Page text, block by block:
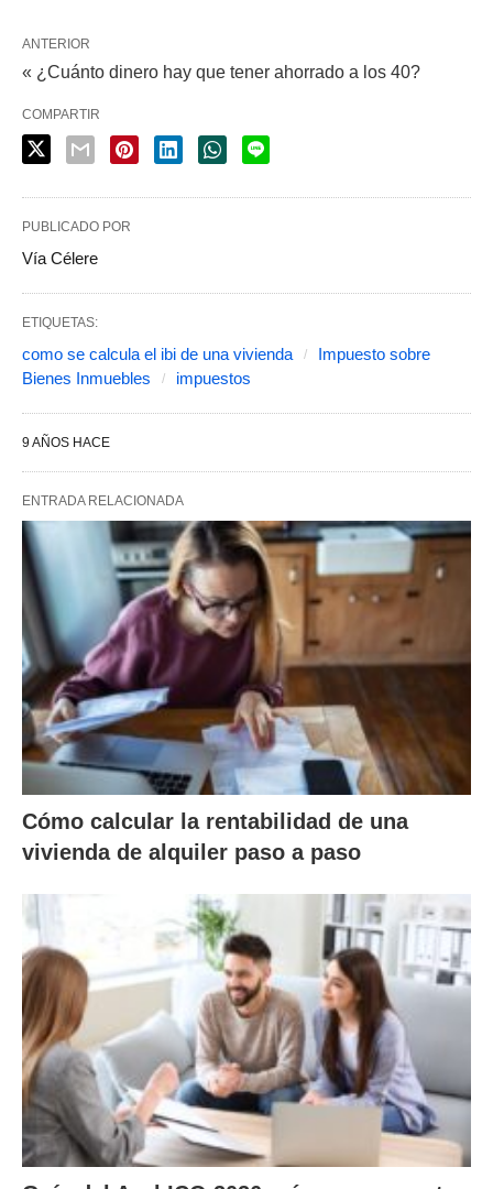
ANTERIOR
« ¿Cuánto dinero hay que tener ahorrado a los 40?
COMPARTIR
PUBLICADO POR
Vía Célere
ETIQUETAS:
como se calcula el ibi de una vivienda
Impuesto sobre
Bienes Inmuebles
impuestos
9 AÑOS HACE
ENTRADA RELACIONADA
Cómo calcular la rentabilidad de una
vivienda de alquiler paso a paso